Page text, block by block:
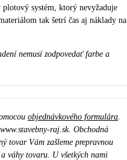
systém, ktorý nevyžaduje
tak šetrí čas aj náklady na
nemusí zodpovedať farbe a
objednávkového formulára.
raj.sk. Obchodná
tovar Vám zašleme prepravnou
váhy tovaru. U všetkých nami